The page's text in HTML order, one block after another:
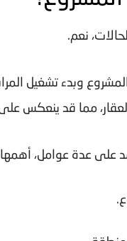
نعم.
وبدء تشغيل
مما قد ينعكس
على عدة عوامل،